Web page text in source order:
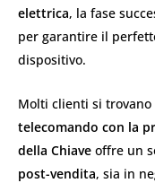
elettrica, la fase
per garantire il
dispositivo.
Molti clienti si
telecomando con la
della Chiave offre un
post-vendita, sia in